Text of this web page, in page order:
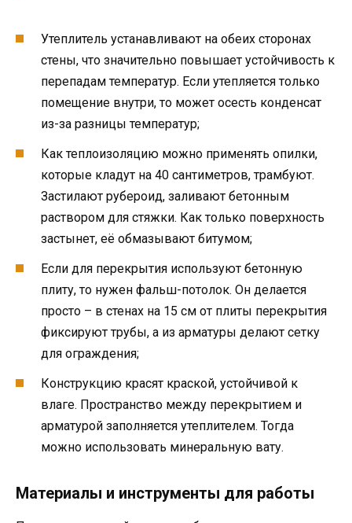
Утеплитель устанавливают на обеих сторонах
стены, что значительно повышает устойчивость к
перепадам температур. Если утепляется только
помещение внутри, то может осесть конденсат
из-за разницы температур;
Как теплоизоляцию можно применять опилки,
которые кладут на 40 сантиметров, трамбуют.
Застилают рубероид, заливают бетонным
раствором для стяжки. Как только поверхность
застынет, её обмазывают битумом;
Если для перекрытия используют бетонную
плиту, то нужен фальш-потолок. Он делается
просто – в стенах на 15 см от плиты перекрытия
фиксируют трубы, а из арматуры делают сетку
для ограждения;
Конструкцию красят краской, устойчивой к
влаге. Пространство между перекрытием и
арматурой заполняется утеплителем. Тогда
можно использовать минеральную вату.
Материалы и инструменты для работы